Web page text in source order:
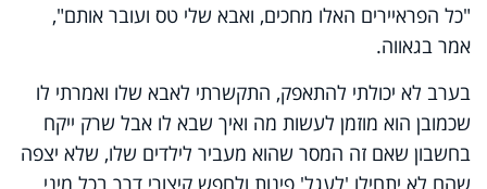
"כל הפראיירים האלו מחכים, ואבא שלי טס ועובר אותם",
אמר בגאווה.
בערב לא יכולתי להתאפק, התקשרתי לאבא שלו ואמרתי לו
שכמובן הוא מוזמן לעשות מה ואיך שבא לו אבל שרק ייקח
בחשבון שאם זה המסר שהוא מעביר לילדים שלו, שלא יצפה
שהם לא יתחילו 'לעגל' פינות ולחפש קיצורי דרך בכל מיני